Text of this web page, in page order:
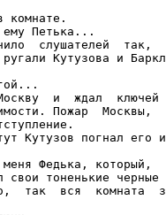
комнате.
Петька...
слушателей  так,
Кутузова и
и  ждал  ключей
Пожар  Москвы,
Кутузов погнал его
Федька, который,
свои тоненькие
так  вся  комната